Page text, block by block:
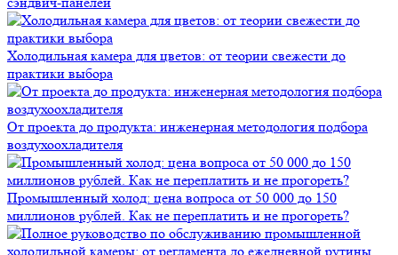
Холодильная камера для цветов: от теории свежести до
практики выбора
От проекта до продукта: инженерная методология подбора
воздухоохладителя
Промышленный холод: цена вопроса от 50 000 до 150
миллионов рублей. Как не переплатить и не прогореть?